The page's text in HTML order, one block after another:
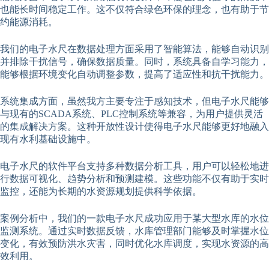
也能长时间稳定工作。这不仅符合绿色环保的理念，也有助于节
约能源消耗。
我们的电子水尺在数据处理方面采用了智能算法，能够自动识别
并排除干扰信号，确保数据质量。同时，系统具备自学习能力，
能够根据环境变化自动调整参数，提高了适应性和抗干扰能力。
系统集成方面，虽然我方主要专注于感知技术，但电子水尺能够
与现有的SCADA系统、PLC控制系统等兼容，为用户提供灵活
的集成解决方案。这种开放性设计使得电子水尺能够更好地融入
现有水利基础设施中。
电子水尺的软件平台支持多种数据分析工具，用户可以轻松地进
行数据可视化、趋势分析和预测建模。这些功能不仅有助于实时
监控，还能为长期的水资源规划提供科学依据。
案例分析中，我们的一款电子水尺成功应用于某大型水库的水位
监测系统。通过实时数据反馈，水库管理部门能够及时掌握水位
变化，有效预防洪水灾害，同时优化水库调度，实现水资源的高
效利用。